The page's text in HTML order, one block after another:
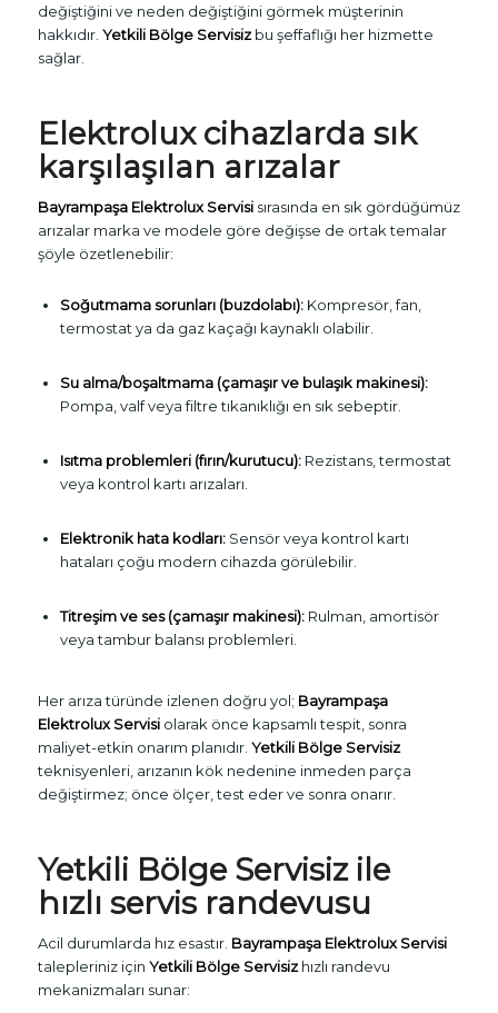
değiştiğini ve neden değiştiğini görmek müşterinin
hakkıdır. Yetkili Bölge Servisizbu şeffaflığı her hizmette
sağlar.
Elektrolux cihazlarda sık
karşılaşılan arızalar
Bayrampaşa Elektrolux Servisisırasında en sık gördüğümüz
arızalar marka ve modele göre değişse de ortak temalar
şöyle özetlenebilir:
Soğutmama sorunları (buzdolabı):Kompresör, fan,
termostat ya da gaz kaçağı kaynaklı olabilir.
Su alma/boşaltmama (çamaşır ve bulaşık makinesi):
Pompa, valf veya filtre tıkanıklığı en sık sebeptir.
Isıtma problemleri (fırın/kurutucu):Rezistans, termostat
veya kontrol kartı arızaları.
Elektronik hata kodları:Sensör veya kontrol kartı
hataları çoğu modern cihazda görülebilir.
Titreşim ve ses (çamaşır makinesi):Rulman, amortisör
veya tambur balansı problemleri.
Her arıza türünde izlenen doğru yol; Bayrampaşa
Elektrolux Servisiolarak önce kapsamlı tespit, sonra
maliyet-etkin onarım planıdır. Yetkili Bölge Servisiz
teknisyenleri, arızanın kök nedenine inmeden parça
değiştirmez; önce ölçer, test eder ve sonra onarır.
Yetkili Bölge Servisiz ile
hızlı servis randevusu
Acil durumlarda hız esastır. Bayrampaşa Elektrolux Servisi
talepleriniz için Yetkili Bölge Servisizhızlı randevu
mekanizmaları sunar: